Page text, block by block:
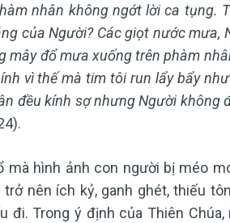
nhân không ngớt lời ca tụng.
của Người? Các giọt nước mưa,
đổ mưa xuống trên phàm
vì thế mà tim tôi run lẩy bẩy
đều kính sợ nhưng Người không
hình ảnh con người bị méo
nên ích kỷ, ganh ghét, thiếu
đi. Trong ý định của Thiên